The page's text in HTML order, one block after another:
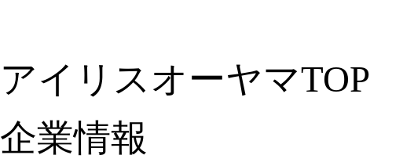
アイリスオーヤマTOP
企業情報